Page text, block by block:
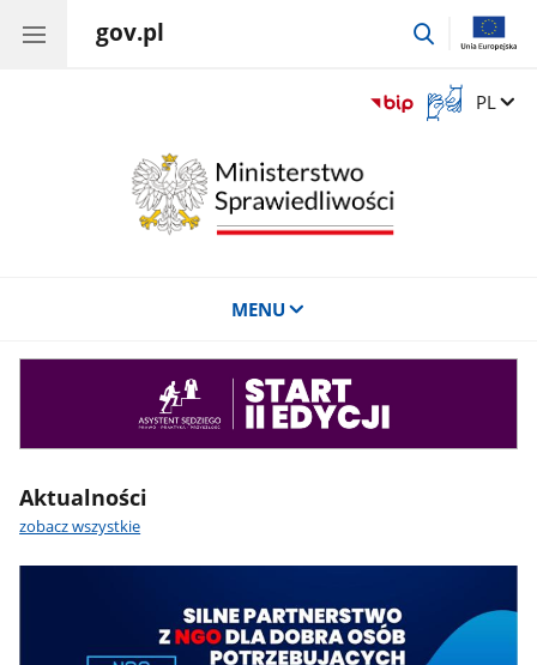
gov.pl
przejdź
Otwórz
okno
Zmień
PL
MENU
Aktualności
zobacz wszystkie